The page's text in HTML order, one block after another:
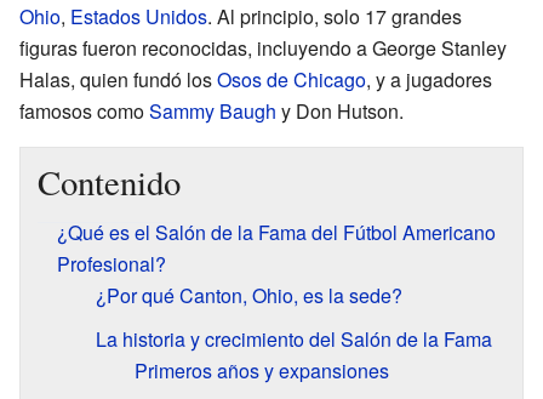
Ohio, Estados Unidos. Al principio, solo 17 grandes
figuras fueron reconocidas, incluyendo a George Stanley
Halas, quien fundó losOsos de Chicago, y a jugadores
famosos comoSammy Baugh y Don Hutson.
Contenido
¿Qué es el Salón de la Fama del Fútbol Americano
Profesional?
¿Por qué Canton, Ohio, es la sede?
La historia y crecimiento del Salón de la Fama
Primeros años y expansiones